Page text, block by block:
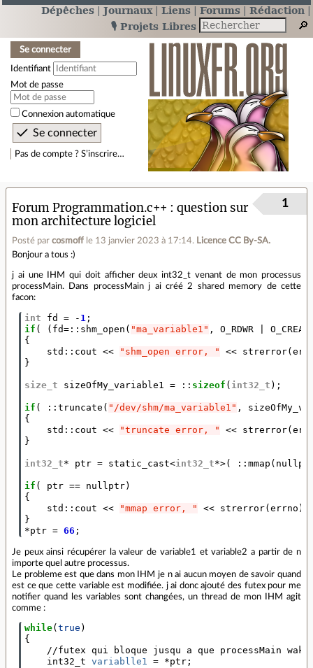
Dépêches Journaux Liens Forums
Rédaction
🎙️ Projets Libres
Se connecter
Identifiant
Mot de passe
Connexion automatique
Pas de compte ? S’inscrire…
Forum Programmation.c++
question sur
mon architecture logiciel
Posté par cosmoff le 13 janvier 2023 à 17:14. Licence CC By‑SA.
1
Bonjour a tous :)
j ai une IHM qui doit afficher deux int32_t venant de mon processus
processMain. Dans processMain j ai créé 2 shared memory de cette
facon:
int fd = - 1 ;
if ( ( fd=:: shm_open ( "ma_variable1" , O_RDWR O_CREAT
{
std :: cout << "shm_open error, " << strerror(
}
size_t sizeOfMy_variable1 = :: sizeof ( int32_t );
if ( :: truncate ( "/dev/shm/ma_variable1" ,
{
std :: cout << "truncate error, " << strerror(
}
int32_t* ptr = static_cast<int32_t*>( :: mmap (
if ( ptr == nullptr)
{
std :: cout << "mmap error, " << strerror( errno )
}
*ptr = 66 ;
Je peux ainsi récupérer la valeur de variable1 et variable2 a partir de n
importe quel autre processus.
Le probleme est que dans mon IHM je n ai aucun moyen de savoir quand
est ce que cette variable est modifiée. j ai donc ajouté des futex pour me
notifier quand les variables sont changées, un thread de mon IHM agit
comme :
while( true )
{
//futex qui bloque jusqu a que processMain wake
    int32_t
variablle1 = *ptr ;